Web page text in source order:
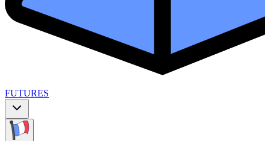
FUTURES